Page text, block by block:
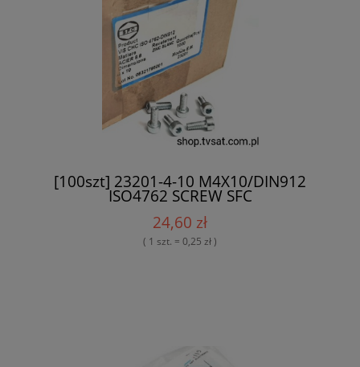
[100szt] 23201-4-10 M4X10/DIN912
ISO4762 SCREW SFC
24,60 zł
( 1 szt. = 0,25 zł )